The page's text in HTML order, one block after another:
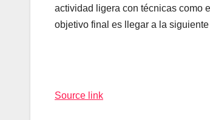
actividad ligera con técnicas como
objetivo final es llegar a la
de
Source link